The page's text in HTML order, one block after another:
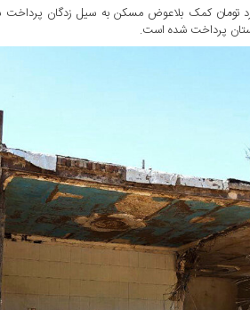
پرداخت شده است.